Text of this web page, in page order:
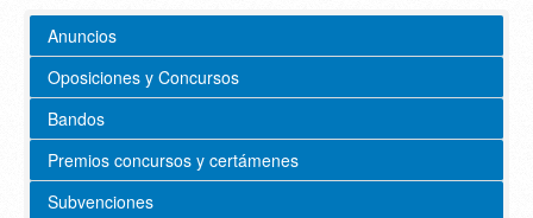
Anuncios
Oposiciones y Concursos
Bandos
Premios concursos y certámenes
Subvenciones